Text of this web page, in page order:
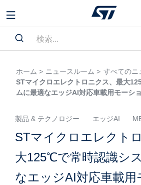
ホーム > ニュースルーム > すべてのニ
STマイクロエレクトロニクス、最大
ムに最適なエッジAI対応車載用モーシ
製品 & テクノロジー エッジAI
STマイクロエレクト
大125℃で常時認識シ
なエッジAI対応車載用